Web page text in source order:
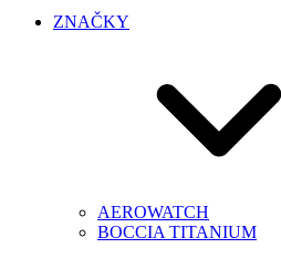
ZNAČKY
AEROWATCH
BOCCIA TITANIUM